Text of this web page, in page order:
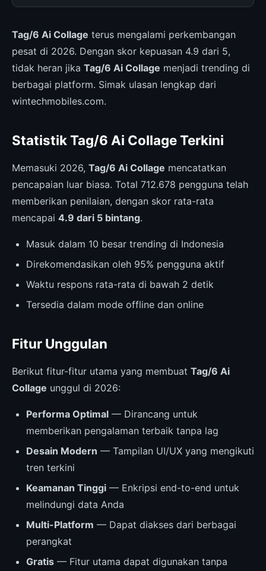
Tag/6 Ai Collage terus mengalami perkembangan
pesat di 2026. Dengan skor kepuasan 4.9 dari 5,
tidak heran jika Tag/6 Ai Collage menjadi trending di
berbagai platform. Simak ulasan lengkap dari
wintechmobiles.com.
Statistik Tag/6 Ai Collage Terkini
Memasuki 2026, Tag/6 Ai Collage mencatatkan
pencapaian luar biasa. Total 712.678 pengguna telah
memberikan penilaian, dengan skor rata-rata
mencapai 4.9 dari 5 bintang.
Masuk dalam 10 besar trending di Indonesia
Direkomendasikan oleh 95% pengguna aktif
Waktu respons rata-rata di bawah 2 detik
Tersedia dalam mode offline dan online
Fitur Unggulan
Berikut fitur-fitur utama yang membuat Tag/6 Ai
Collage unggul di 2026:
Performa Optimal — Dirancang untuk
memberikan pengalaman terbaik tanpa lag
Desain Modern — Tampilan UI/UX yang mengikuti
tren terkini
Keamanan Tinggi — Enkripsi end-to-end untuk
melindungi data Anda
Multi-Platform — Dapat diakses dari berbagai
perangkat
Gratis — Fitur utama dapat digunakan tanpa